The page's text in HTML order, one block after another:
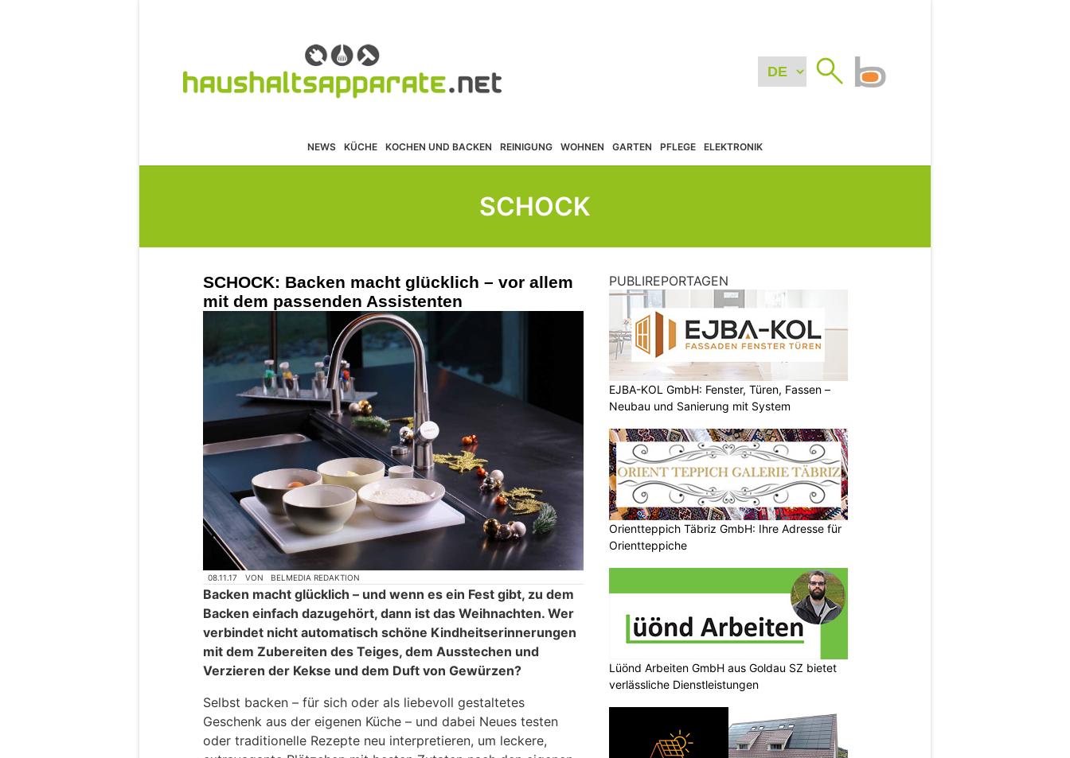
NEWS KÜCHE KOCHEN UND BACKEN REINIGUNG WOHNEN GARTEN PFLEGE ELEKTRONIK
SCHOCK
SCHOCK: Backen macht glücklich – vor allem
mit dem passenden Assistenten
08.11.17 VON BELMEDIA REDAKTION
Backen macht glücklich – und wenn es ein Fest gibt, zu dem
Backen einfach dazugehört, dann ist das Weihnachten. Wer
verbindet nicht automatisch schöne Kindheitserinnerungen
mit dem Zubereiten des Teiges, dem Ausstechen und
Verzieren der Kekse und dem Duft von Gewürzen?
Selbst backen – für sich oder als liebevoll gestaltetes
Geschenk aus der eigenen Küche – und dabei Neues testen
oder traditionelle Rezepte neu interpretieren, um leckere,
PUBLIREPORTAGEN
EJBA-KOL GmbH: Fenster, Türen, Fassen –
Neubau und Sanierung mit System
Orientteppich Täbriz GmbH: Ihre Adresse für
Orientteppiche
Lüönd Arbeiten GmbH aus Goldau SZ bietet
verlässliche Dienstleistungen